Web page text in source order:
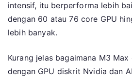
intensif, itu berperforma lebih
dengan 60 atau 76 core GPU
lebih banyak.
Kurang jelas bagaimana M3
dengan GPU diskrit Nvidia dan